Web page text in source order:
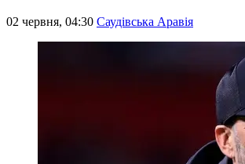
02 червня, 04:30 Саудівська Аравія